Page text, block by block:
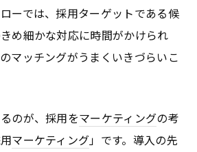
ーでは、採用ターゲットである候
め細かな対応に時間がかけられ
マッチングがうまくいきづらいこ
のが、採用をマーケティングの考
マーケティング」です。導入の先